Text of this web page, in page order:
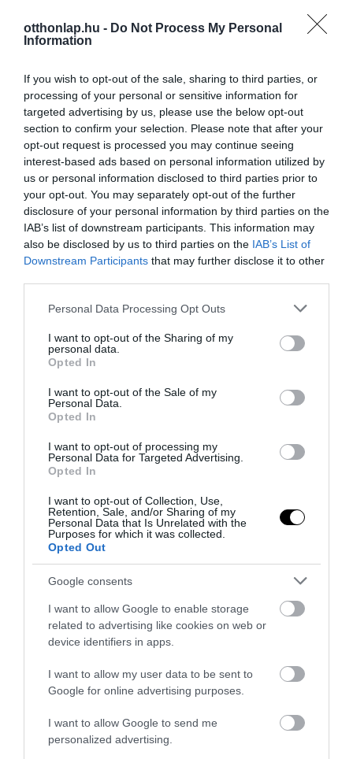
otthonlap.hu - Do Not Process My Personal
Information
If you wish to opt-out of the sale, sharing to third parties, or
processing of your personal or sensitive information for
targeted advertising by us, please use the below opt-out
section to confirm your selection. Please note that after your
opt-out request is processed you may continue seeing
interest-based ads based on personal information utilized by
us or personal information disclosed to third parties prior to
your opt-out. You may separately opt-out of the further
disclosure of your personal information by third parties on the
IAB’s list of downstream participants. This information may
also be disclosed by us to third parties on the IAB’s List of
Downstream Participants that may further disclose it to other
Please note that this website/app uses one or more Google
not limited to your visit or usage behaviour. You may click to
grant or deny consent to Google and its third-party tags to
use your data for below specified purposes in below Google
consent section.
Personal Data Processing Opt Outs
I want to opt-out of the Sharing of my
personal data.
Opted In
I want to opt-out of the Sale of my
Personal Data.
Opted In
I want to opt-out of processing my
Personal Data for Targeted Advertising.
Opted In
I want to opt-out of Collection, Use,
Retention, Sale, and/or Sharing of my
Personal Data that Is Unrelated with the
Purposes for which it was collected.
Opted Out
Google consents
I want to allow Google to enable storage
related to advertising like cookies on web or
device identifiers in apps.
I want to allow my user data to be sent to
Google for online advertising purposes.
I want to allow Google to send me
personalized advertising.
57
MEGOSZTÁS
ÚJRAHASZNOSÍTÁS
KAPCSOLÓDÓ OLVASMÁNY
VISSZATÉR A NAGYMAMÁK